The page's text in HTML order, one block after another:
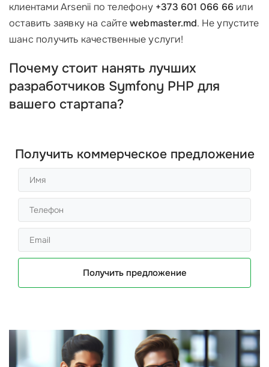
клиентами Arsenii по телефону +373 601 066 66 или
оставить заявку на сайтеwebmaster.md. Не упустите
шанс получить качественные услуги!
Почему стоит нанять лучших
разработчиков Symfony PHP для
вашего стартапа?
Получить коммерческое предложение
Получить предложение